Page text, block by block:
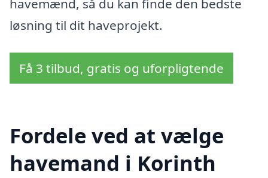
havemænd, så du kan finde den bedste
løsning til dit haveprojekt.
Få 3 tilbud, gratis og uforpligtende
Fordele ved at vælge
havemand i Korinth